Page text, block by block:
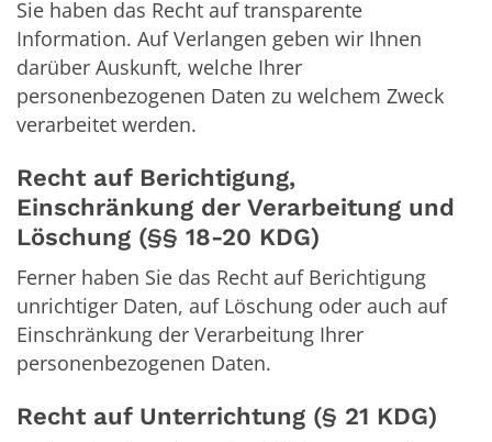
Sie haben das Recht auf transparente
Information. Auf Verlangen geben wir Ihnen
darüber Auskunft, welche Ihrer
personenbezogenen Daten zu welchem Zweck
verarbeitet werden.
Recht auf Berichtigung,
Einschränkung der Verarbeitung und
Löschung (§§ 18-20 KDG)
Ferner haben Sie das Recht auf Berichtigung
unrichtiger Daten, auf Löschung oder auch auf
Einschränkung der Verarbeitung Ihrer
personenbezogenen Daten.
Recht auf Unterrichtung (§ 21 KDG)